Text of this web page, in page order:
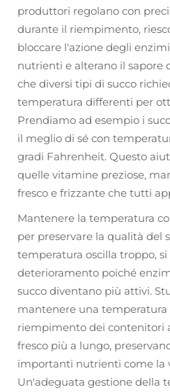
produttori regolano con
durante il riempimento,
bloccare l'azione degli
nutrienti e alterano il sapore
che diversi tipi di succo
temperatura differenti per
Prendiamo ad esempio i
il meglio di sé con
gradi Fahrenheit. Questo
quelle vitamine preziose,
fresco e frizzante che tutti
Mantenere la temperatura
per preservare la qualità del
temperatura oscilla troppo, si
deterioramento poiché
succo diventano più attivi.
mantenere una temperatura
riempimento dei contenitori
fresco più a lungo,
importanti nutrienti come la
Un'adeguata gestione della